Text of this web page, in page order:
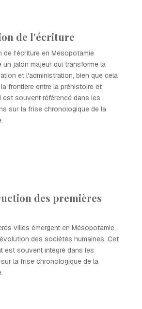
de l'écriture
de l'écriture en Mésopotamie
un jalon majeur qui transforme la
et l'administration, bien que cela
frontière entre la préhistoire et
est souvent référencé dans les
sur la frise chronologique de la
des premières
villes émergent en Mésopotamie,
des sociétés humaines. Cet
est souvent intégré dans les
la frise chronologique de la